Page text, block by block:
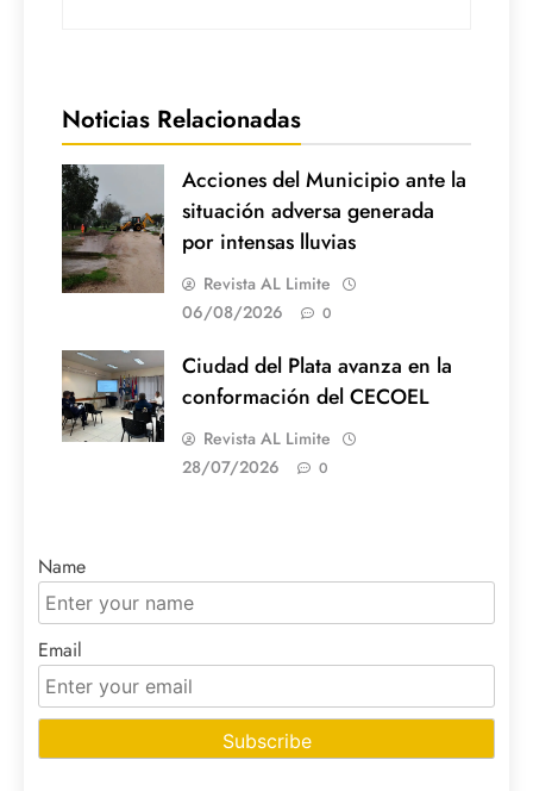
Noticias Relacionadas
Acciones del Municipio ante la
situación adversa generada
por intensas lluvias
Revista AL Limite
06/08/2026
0
Ciudad del Plata avanza en la
conformación del CECOEL
Revista AL Limite
28/07/2026
0
Name
Email